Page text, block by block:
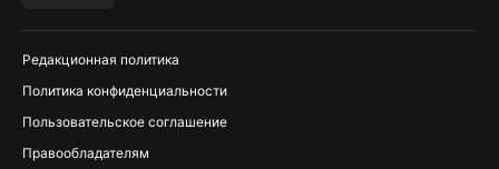
Редакционная политика
Политика конфиденциальности
Пользовательское соглашение
Правообладателям